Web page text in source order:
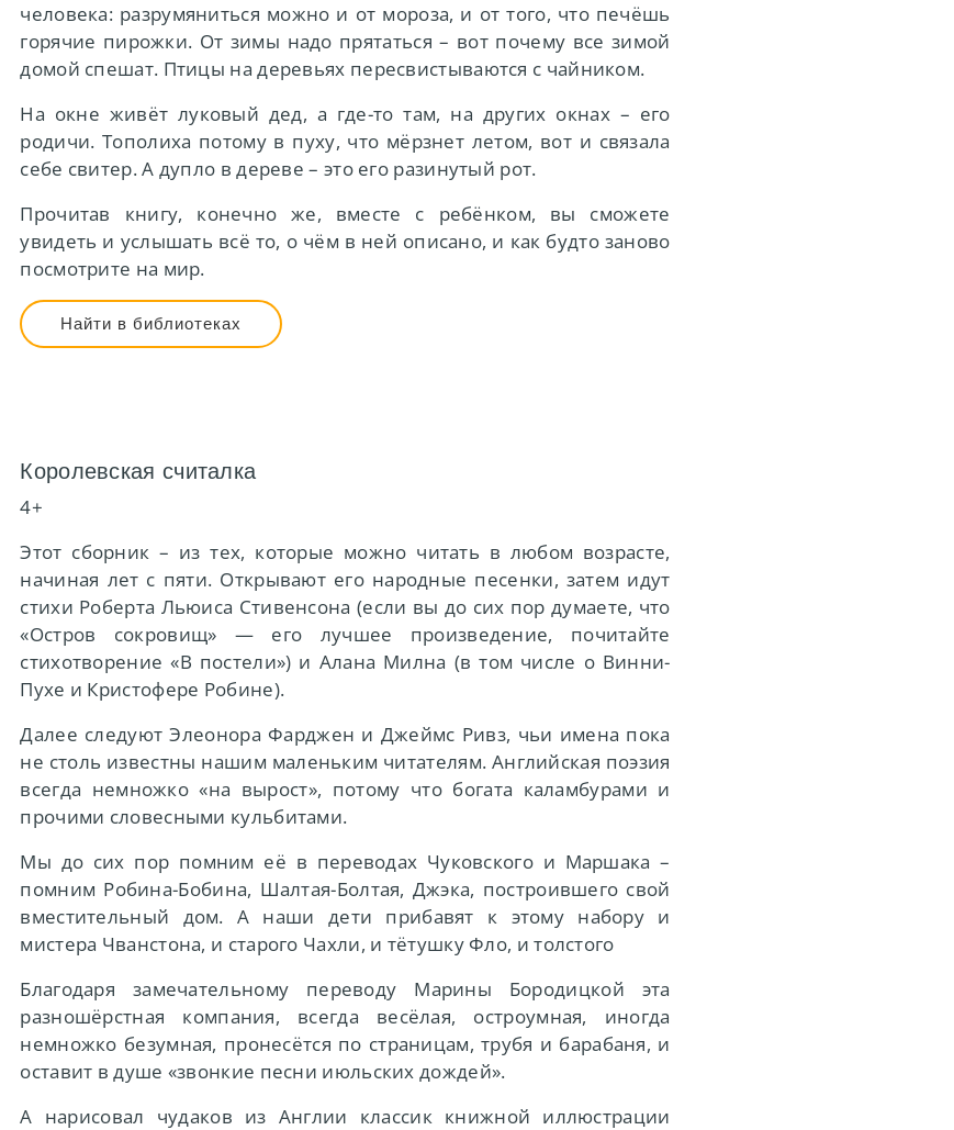
человека: разрумяниться можно и от мороза, и от того, что печёшь
горячие пирожки. От зимы надо прятаться – вот почему все зимой
домой спешат. Птицы на деревьях пересвистываются с чайником.
На окне живёт луковый дед, а где-то там, на других окнах – его
родичи. Тополиха потому в пуху, что мёрзнет летом, вот и связала
себе свитер. А дупло в дереве – это его разинутый рот.
Прочитав книгу, конечно же, вместе с ребёнком, вы сможете
увидеть и услышать всё то, о чём в ней описано, и как будто заново
посмотрите на мир.
Найти в библиотеках
Королевская считалка
4+
Этот сборник – из тех, которые можно читать в любом возрасте,
начиная лет с пяти. Открывают его народные песенки, затем идут
стихи Роберта Льюиса Стивенсона (если вы до сих пор думаете, что
«Остров сокровищ» — его лучшее произведение, почитайте
стихотворение «В постели») и Алана Милна (в том числе о Винни-
Пухе и Кристофере Робине).
Далее следуют Элеонора Фарджен и Джеймс Ривз, чьи имена пока
не столь известны нашим маленьким читателям. Английская поэзия
всегда немножко «на вырост», потому что богата каламбурами и
прочими словесными кульбитами.
Мы до сих пор помним её в переводах Чуковского и Маршака –
помним Робина-Бобина, Шалтая-Болтая, Джэка, построившего свой
вместительный дом. А наши дети прибавят к этому набору и
мистера Чванстона, и старого Чахли, и тётушку Фло, и толстого
Благодаря замечательному переводу Марины Бородицкой эта
разношёрстная компания, всегда весёлая, остроумная, иногда
немножко безумная, пронесётся по страницам, трубя и барабаня, и
оставит в душе «звонкие песни июльских дождей».
А нарисовал чудаков из Англии классик книжной иллюстрации